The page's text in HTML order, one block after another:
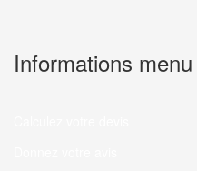
Informations menu